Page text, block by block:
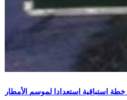
استباقية استعدادا لموسم الأمطار